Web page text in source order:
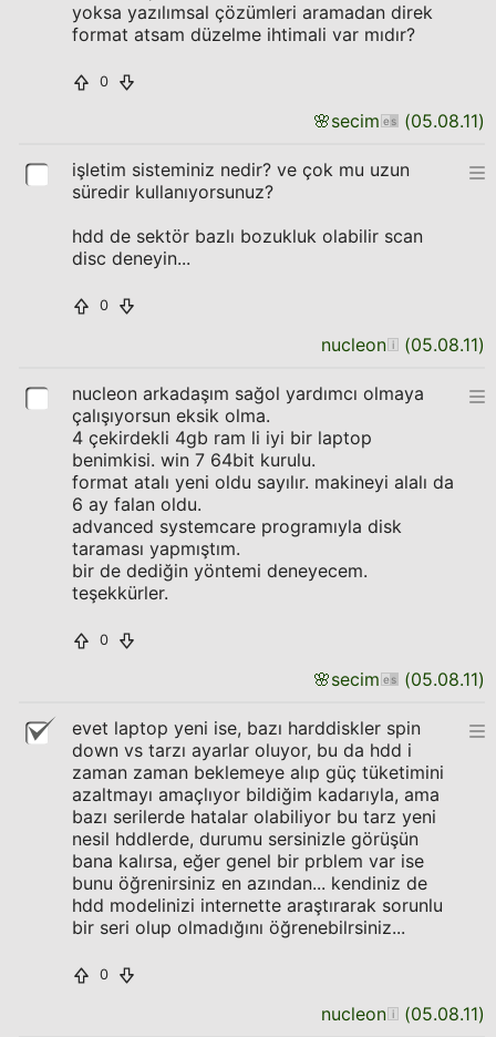
yoksa yazılımsal çözümleri aramadan direk
format atsam düzelme ihtimali var mıdır?
0
🌸secim (05.08.11)
işletim sisteminiz nedir? ve çok mu uzun
süredir kullanıyorsunuz?
hdd de sektör bazlı bozukluk olabilir scan
disc deneyin...
0
nucleon (05.08.11)
nucleon arkadaşım sağol yardımcı olmaya
çalışıyorsun eksik olma.
4 çekirdekli 4gb ram li iyi bir laptop
benimkisi. win 7 64bit kurulu.
format atalı yeni oldu sayılır. makineyi alalı da
6 ay falan oldu.
advanced systemcare programıyla disk
taraması yapmıştım.
bir de dediğin yöntemi deneyecem.
teşekkürler.
0
🌸secim (05.08.11)
evet laptop yeni ise, bazı harddiskler spin
down vs tarzı ayarlar oluyor, bu da hdd i
zaman zaman beklemeye alıp güç tüketimini
azaltmayı amaçlıyor bildiğim kadarıyla, ama
bazı serilerde hatalar olabiliyor bu tarz yeni
nesil hddlerde, durumu sersinizle görüşün
bana kalırsa, eğer genel bir prblem var ise
bunu öğrenirsiniz en azından... kendiniz de
hdd modelinizi internette araştırarak sorunlu
bir seri olup olmadığını öğrenebilrsiniz...
0
nucleon (05.08.11)